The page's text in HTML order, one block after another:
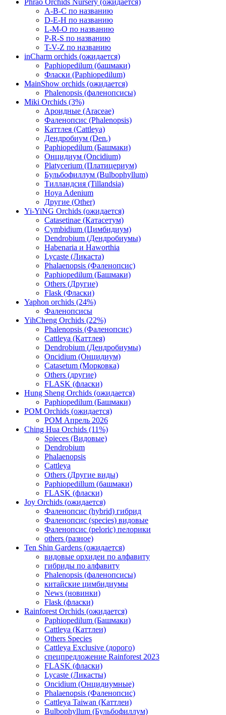
Phrao Orchids Nursery (ожидается)
A-B-C по названию
D-E-H по названию
L-M-O по названию
P-R-S по названию
T-V-Z по названию
inCharm orchids (ожидается)
Paphiopedilum (башмаки)
Фласки (Paphiopedilum)
MainShow orchids (ожидается)
Phalenopsis (фаленопсисы)
Miki Orchids (3%)
Ароидные (Araceae)
Фаленопсис (Phalenopsis)
Каттлея (Cattleya)
Дендробиум (Den.)
Paphiopedilum (Башмаки)
Онцидиум (Oncidium)
Platycerium (Платицериум)
Бульбофиллум (Bulbophyllum)
Тилландсия (Tillandsia)
Hoya Adenium
Другие (Other)
Yi-YiNG Orchids (ожидается)
Catasetinae (Катасетум)
Cymbidium (Цимбидиум)
Dendrobium (Дендробиумы)
Habenaria и Haworthia
Lycaste (Ликаста)
Phalaenopsis (Фаленопсис)
Paphiopedilum (Башмаки)
Others (Другие)
Flask (Фласки)
Yaphon orchids (24%)
Фаленопсисы
YihCheng Orchids (22%)
Phalenopsis (Фаленопсис)
Cattleya (Каттлея)
Dendrobium (Дендробиумы)
Oncidium (Онцидиум)
Catasetum (Морковка)
Others (другие)
FLASK (фласки)
Hung Sheng Orchids (ожидается)
Paphiopedilum (Башмаки)
POM Orchids (ожидается)
POM Апрель 2026
Ching Hua Orchids (11%)
Spieces (Видовые)
Dendrobium
Phalaenopsis
Cattleya
Others (Другие виды)
Paphiopedillum (башмаки)
FLASK (фласки)
Joy Orchids (ожидается)
Фаленопсис (hybrid) гибрид
Фаленопсис (species) видовые
Фаленопсис (peloric) пелорики
others (разное)
Ten Shin Gardens (ожидается)
видовые орхидеи по алфавиту
гибриды по алфавиту
Phalenopsis (фаленопсисы)
китайские цимбидиумы
News (новинки)
Flask (фласки)
Rainforest Orchids (ожидается)
Paphiopedilum (Башмаки)
Cattleya (Каттлеи)
Others Species
Cattleya Exclusive (дорого)
спецпредложение Rainforest 2023
FLASK (фласки)
Lycaste (Ликасты)
Oncidium (Онцидиумные)
Phalaenopsis (Фаленопсис)
Cattleya Taiwan (Каттлеи)
Bulbophyllum (Бульбофиллум)